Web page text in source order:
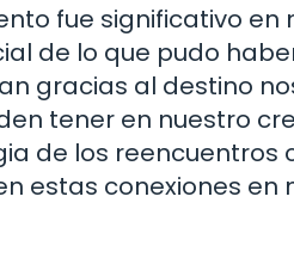
fue significativo en
de lo que pudo
gracias al destino
tener en nuestro
de los reencuentros
estas conexiones en